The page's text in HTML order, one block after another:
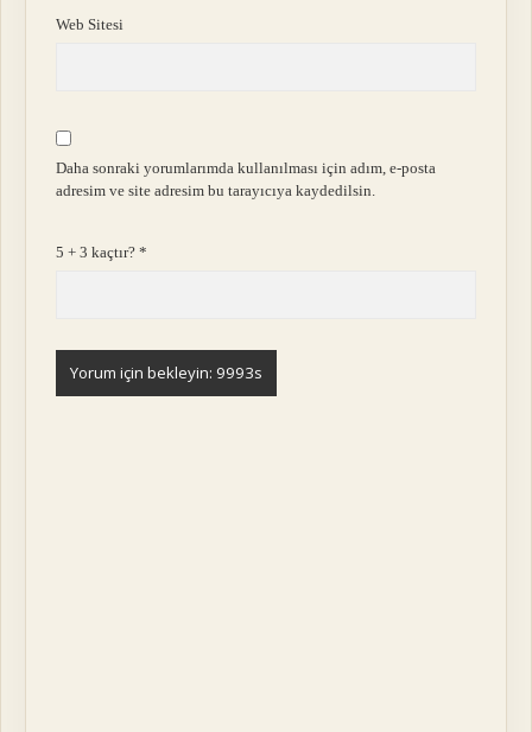
Web Sitesi
Daha sonraki yorumlarımda kullanılması için adım, e-posta
adresim ve site adresim bu tarayıcıya kaydedilsin.
5 + 3 kaçtır?*